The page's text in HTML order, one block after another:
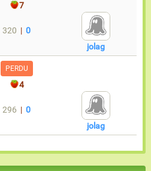
7
320 |0
jolag
PERDU
4
296 |0
jolag